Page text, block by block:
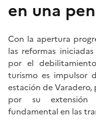
en una
Con la apertura
las reformas
por el
turismo es impulsor
estación de
por su
fundamental en las